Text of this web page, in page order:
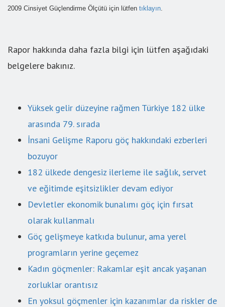
2009 Cinsiyet Güçlendirme Ölçütü için lütfen tıklayın.
Rapor hakkında daha fazla bilgi için lütfen aşağıdaki
belgelere bakınız.
Yüksek gelir düzeyine rağmen Türkiye 182 ülke
arasında 79. sırada
İnsani Gelişme Raporu göç hakkındaki ezberleri
bozuyor
182 ülkede dengesiz ilerleme ile sağlık, servet
ve eğitimde eşitsizlikler devam ediyor
Devletler ekonomik bunalımı göç için fırsat
olarak kullanmalı
Göç gelişmeye katkıda bulunur, ama yerel
programların yerine geçemez
Kadın göçmenler: Rakamlar eşit ancak yaşanan
zorluklar orantısız
En yoksul göçmenler için kazanımlar da riskler de